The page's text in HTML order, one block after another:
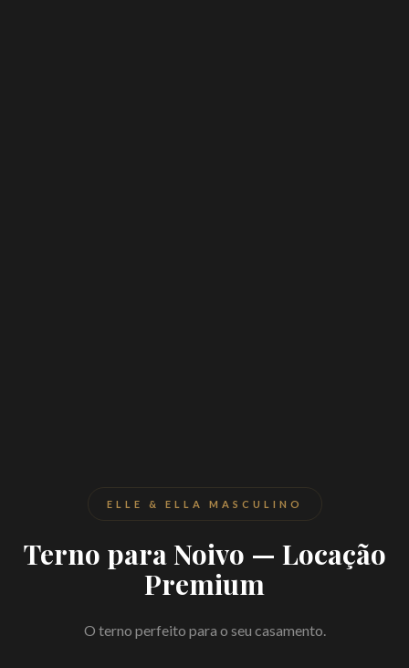
ELLE & ELLA MASCULINO
Terno para Noivo — Locação
Premium
O terno perfeito para o seu casamento.